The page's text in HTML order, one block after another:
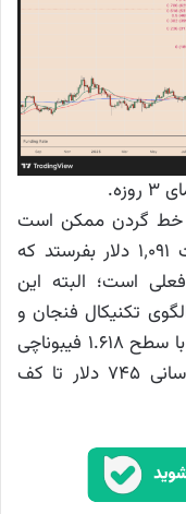
خط گردن ممکن است
قیمت را تا ماه ژوئن یا ژوئیه به سمت ۱٬۰۹۱ دلار بفرستد که
فعلی است؛ البته این
تکنیکال فنجان و
دسته ارائه می‌شود. این هدف صعودی با سطح ۱.۶۱۸ فیبوناچی
در یک راستا قرار دارد که از سقف نوسانی ۷۴۵ دلار تا کف